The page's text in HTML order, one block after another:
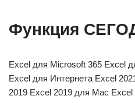
Функция
Excel для Microsoft 365 Excel
Excel для Интернета Excel
2019 Excel 2019 для Mac